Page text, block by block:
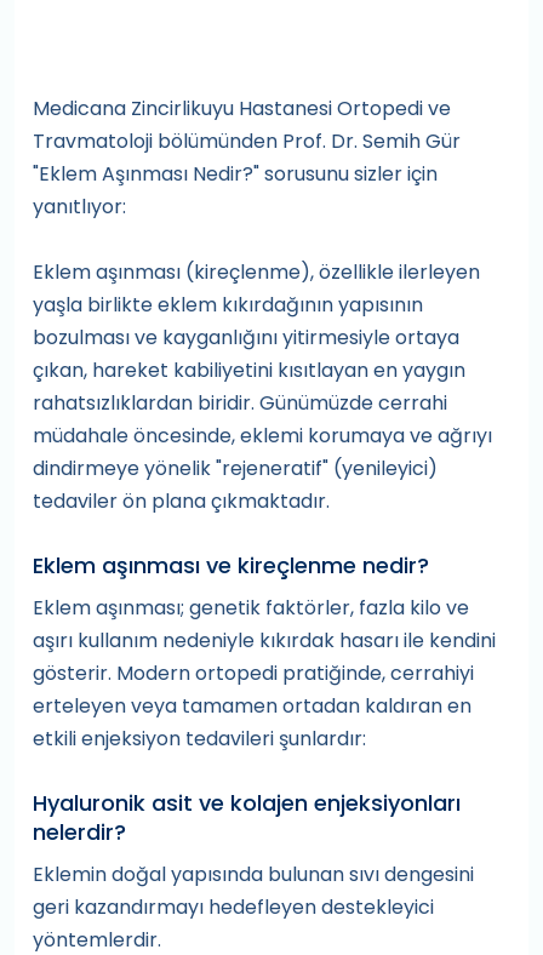
Medicana Zincirlikuyu Hastanesi Ortopedi ve
Travmatoloji bölümünden Prof. Dr. Semih Gür
"Eklem Aşınması Nedir?" sorusunu sizler için
yanıtlıyor:
Eklem aşınması (kireçlenme), özellikle ilerleyen
yaşla birlikte eklem kıkırdağının yapısının
bozulması ve kayganlığını yitirmesiyle ortaya
çıkan, hareket kabiliyetini kısıtlayan en yaygın
rahatsızlıklardan biridir. Günümüzde cerrahi
müdahale öncesinde, eklemi korumaya ve ağrıyı
dindirmeye yönelik "rejeneratif" (yenileyici)
tedaviler ön plana çıkmaktadır.
Eklem aşınması ve kireçlenme nedir?
Eklem aşınması; genetik faktörler, fazla kilo ve
aşırı kullanım nedeniyle kıkırdak hasarı ile kendini
gösterir. Modern ortopedi pratiğinde, cerrahiyi
erteleyen veya tamamen ortadan kaldıran en
etkili enjeksiyon tedavileri şunlardır:
Hyaluronik asit ve kolajen enjeksiyonları
nelerdir?
Eklemin doğal yapısında bulunan sıvı dengesini
geri kazandırmayı hedefleyen destekleyici
yöntemlerdir.